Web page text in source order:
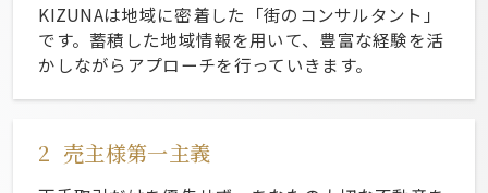
KIZUNAは地域に密着した「街のコンサルタント」
です。蓄積した地域情報を用いて、豊富な経験を活
かしながらアプローチを行っていきます。
2 売主様第一主義